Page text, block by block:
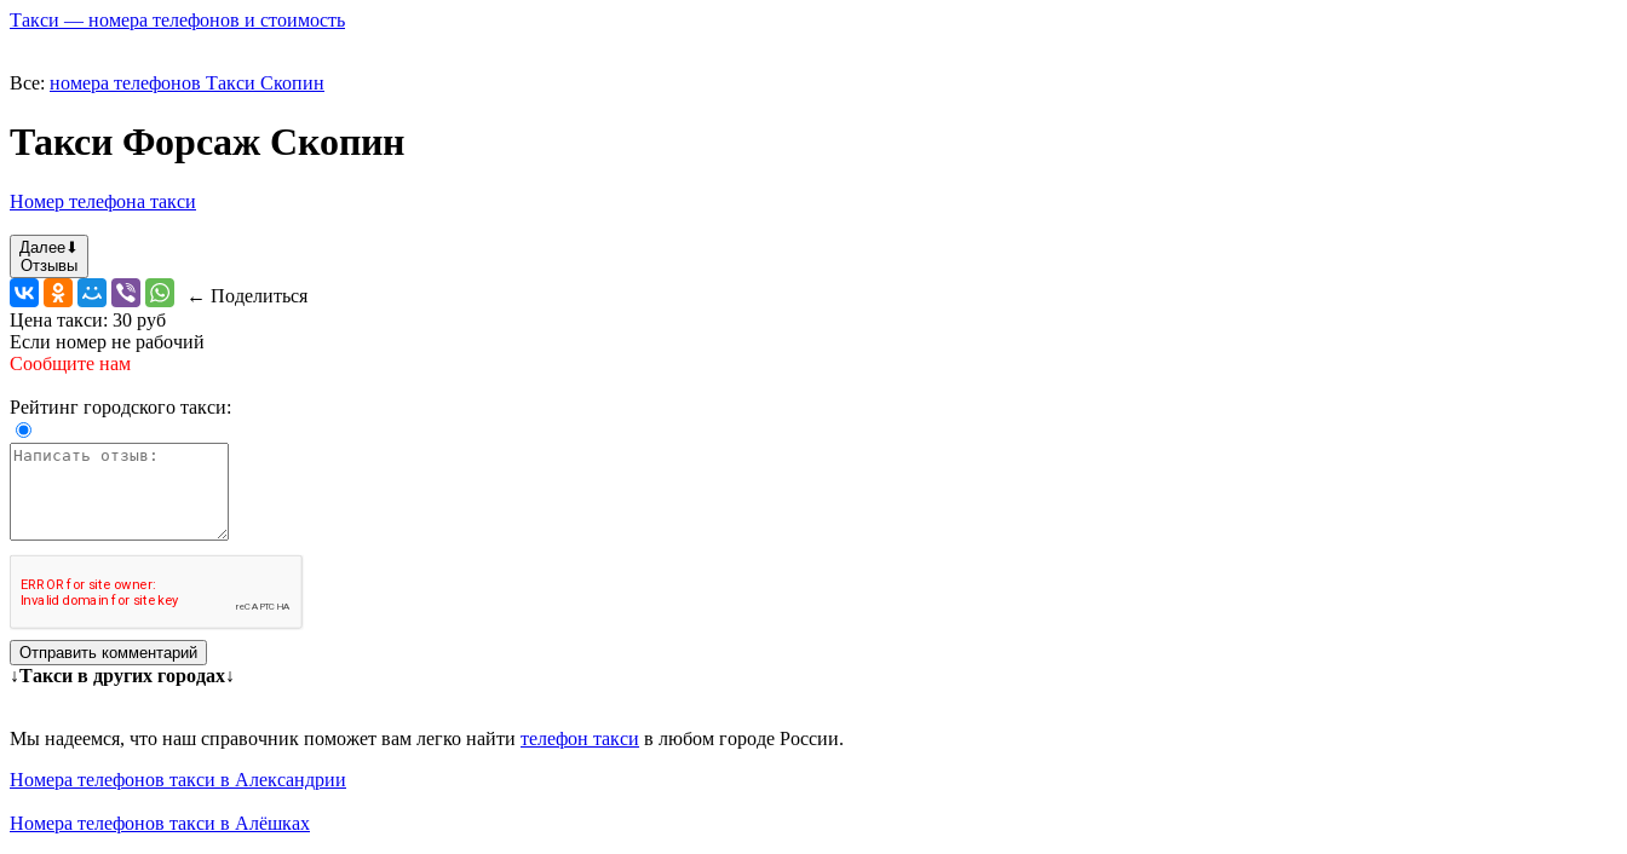
Такси — номера телефонов и стоимость
Все: номера телефонов Такси Скопин
Такси Форсаж Скопин
Номер телефона такси
Далее⬇
Отзывы
← Поделиться
Цена такси: 30 руб
Если номер не рабочий
Сообщите нам
Рейтинг городского такси:
Отправить комментарий
↓Такси в других городах↓
Мы надеемся, что наш справочник поможет вам легко найти телефон такси в любом городе России.
Номера телефонов такси в Александрии
Номера телефонов такси в Алёшках